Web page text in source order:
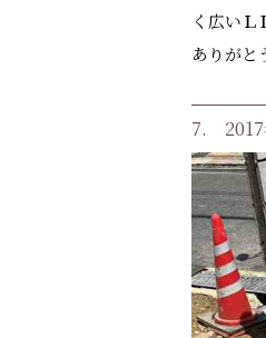
く広いＬ
ありが
7. 2017